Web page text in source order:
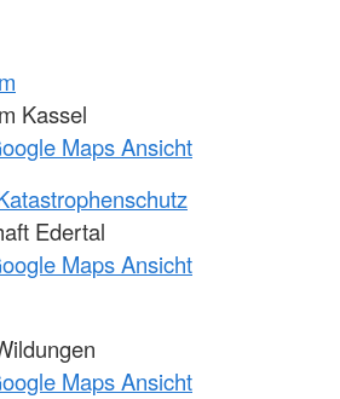
Kassel
Maps Ansicht
Edertal
Maps Ansicht
Maps Ansicht